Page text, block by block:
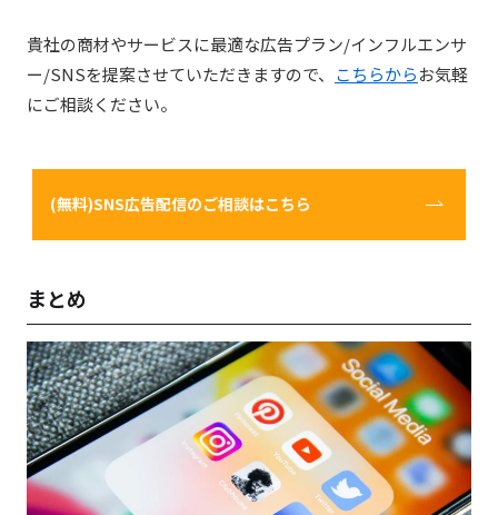
貴社の商材やサービスに最適な広告プラン/インフルエンサ
ー/SNSを提案させていただきますので、 こちらからお気軽
にご相談ください。
(無料)SNS広告配信のご相談はこちら
まとめ